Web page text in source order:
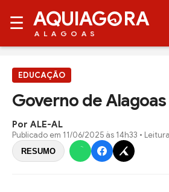
☰ AQUIAG RA
ALAGOAS
EDUCAÇÃO
Governo de
Por ALE-AL
Publicado em 11/06/2025 às 14h33 •
RESUMO